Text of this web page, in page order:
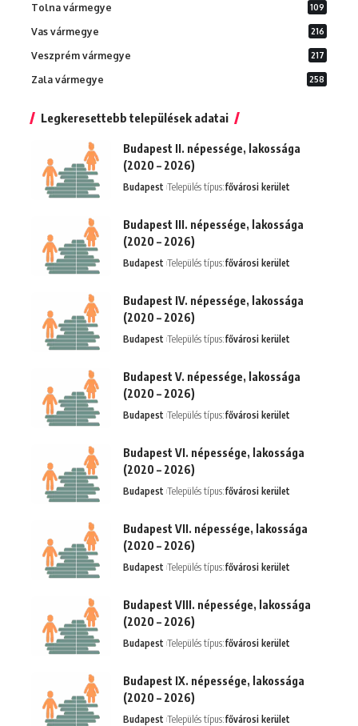
Tolna vármegye 109
Vas vármegye 216
Veszprém vármegye 217
Zala vármegye 258
Legkeresettebb települések adatai
Budapest II. népessége, lakossága
(2020 – 2026)
Budapest Település típus:fővárosi kerület
Budapest III. népessége, lakossága
(2020 – 2026)
Budapest Település típus:fővárosi kerület
Budapest IV. népessége, lakossága
(2020 – 2026)
Budapest Település típus:fővárosi kerület
Budapest V. népessége, lakossága
(2020 – 2026)
Budapest Település típus:fővárosi kerület
Budapest VI. népessége, lakossága
(2020 – 2026)
Budapest Település típus:fővárosi kerület
Budapest VII. népessége, lakossága
(2020 – 2026)
Budapest Település típus:fővárosi kerület
Budapest VIII. népessége, lakossága
(2020 – 2026)
Budapest Település típus:fővárosi kerület
Budapest IX. népessége, lakossága
(2020 – 2026)
Budapest Település típus:fővárosi kerület